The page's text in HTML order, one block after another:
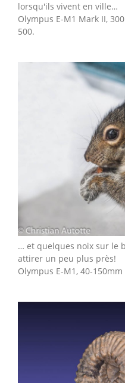
lorsqu'ils vivent en ville…
Olympus E-M1 Mark II,
500.
… et quelques noix sur le
attirer un peu plus près!
Olympus E-M1, 40-